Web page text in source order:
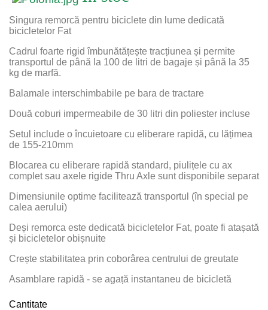
Singura remorcă pentru biciclete din lume dedicată
bicicletelor Fat
Cadrul foarte rigid îmbunătățește tracțiunea și permite
transportul de până la 100 de litri de bagaje și până la 35
kg de marfă.
Balamale interschimbabile pe bara de tractare
Două coburi impermeabile de 30 litri din poliester incluse
Setul include o încuietoare cu eliberare rapidă, cu lățimea
de 155-210mm
Blocarea cu eliberare rapidă standard, piulițele cu ax
complet sau axele rigide Thru Axle sunt disponibile separat
Dimensiunile optime facilitează transportul (în special pe
calea aerului)
Deși remorca este dedicată bicicletelor Fat, poate fi atașată
și bicicletelor obișnuite
Crește stabilitatea prin coborârea centrului de greutate
Asamblare rapidă - se agață instantaneu de bicicletă
Cantitate